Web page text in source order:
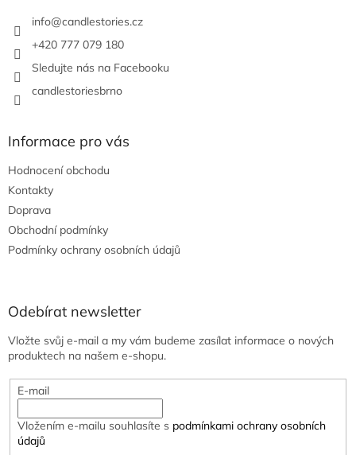
info@candlestories.cz
+420 777 079 180
Sledujte nás na Facebooku
candlestoriesbrno
Informace pro vás
Hodnocení obchodu
Kontakty
Doprava
Obchodní podmínky
Podmínky ochrany osobních údajů
Odebírat newsletter
Vložte svůj e-mail a my vám budeme zasílat informace o nových
produktech na našem e-shopu.
E-mail
Vložením e-mailu souhlasíte s podmínkami ochrany osobních
údajů